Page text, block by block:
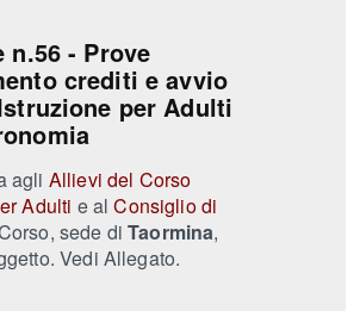
n.56 - Prove
crediti e avvio
per Adulti
agli Allievi del Corso
Adulti e alConsiglio di
sede diTaormina,
Vedi Allegato.